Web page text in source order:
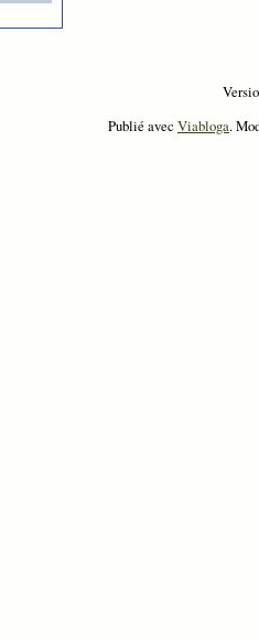
Publié avec Viabloga.